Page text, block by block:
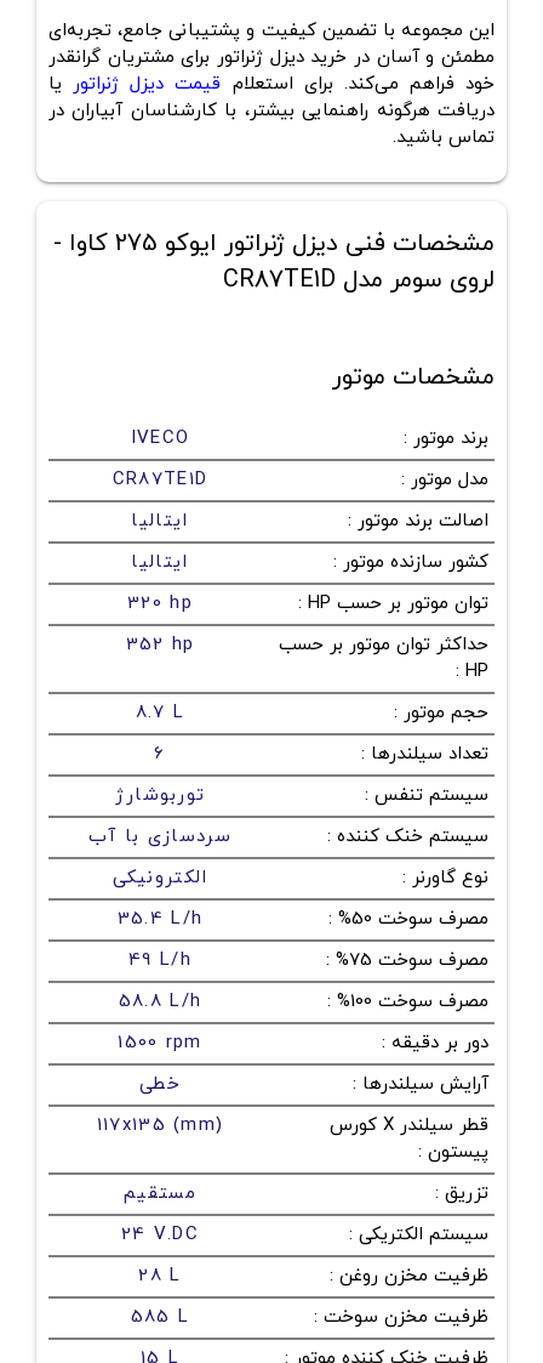
این مجموعه با تضمین کیفیت و پشتیبانی جامع، تجربه‌ای
مطمئن و آسان در خرید دیزل ژنراتور برای مشتریان گرانقدر
خود فراهم می‌کند. برای استعلام قیمت دیزل ژنراتور
یا
دریافت هرگونه راهنمایی بیشتر، با کارشناسان آبیاران در
تماس باشید.
مشخصات فنی دیزل ژنراتور ایوکو 275 کاوا -
لروی سومر مدل CR87TE1D
مشخصات موتور
برند موتور :
IVECO
مدل موتور :
CR87TE1D
اصالت برند موتور :
ایتالیا
کشور سازنده موتور :
ایتالیا
توان موتور بر حسب HP
:
320 hp
حداکثر توان موتور بر حسب
HP
:
352 hp
حجم موتور :
8.7 L
تعداد سیلندرها :
6
سیستم تنفس :
توربوشارژ
سیستم خنک کننده :
سردسازی با آب
نوع گاورنر :
الکترونیکی
مصرف سوخت 50%
:
35.4 L/h
مصرف سوخت 75%
:
49 L/h
مصرف سوخت 100%
:
58.8 L/h
دور بر دقیقه :
1500 rpm
آرایش سیلندرها :
خطی
قطر سیلندر X کورس
پیستون :
117x135 (mm)
تزریق :
مستقیم
سیستم الکتریکی :
24 V.DC
ظرفیت مخزن روغن :
28 L
ظرفیت مخزن سوخت :
585 L